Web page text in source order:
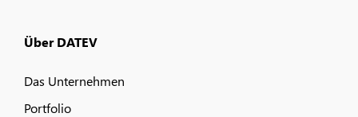
Über DATEV
Das Unternehmen
Portfolio